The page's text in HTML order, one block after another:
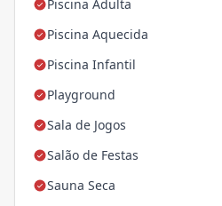
Piscina Adulta
Piscina Aquecida
Piscina Infantil
Playground
Sala de Jogos
Salão de Festas
Sauna Seca